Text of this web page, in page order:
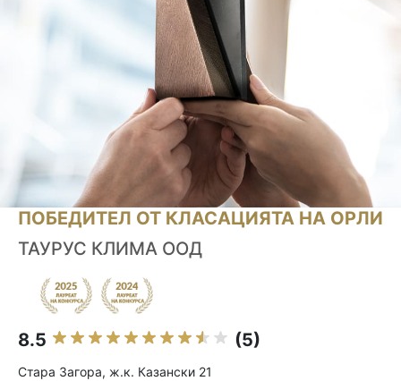
ПОБЕДИТЕЛ ОТ КЛАСАЦИЯТА НА ОРЛИ
ТАУРУС КЛИМА ООД
8.5 (5)
Стара Загора, ж.к. Казански 21